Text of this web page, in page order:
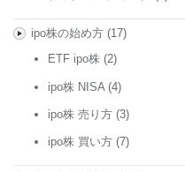
ipo株の始め方(17)
ETF ipo株 (2)
ipo株 NISA (4)
ipo株 売り方 (3)
ipo株 買い方 (7)